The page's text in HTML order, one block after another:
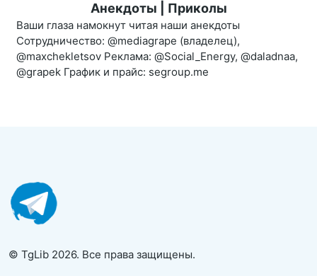
Анекдоты | Приколы
Ваши глаза намокнут читая наши анекдоты
Сотрудничество: @mediagrape (владелец),
@maxchekletsov Реклама: @Social_Energy, @daladnaa,
@grapek График и прайс: segroup.me
© TgLib 2026. Все права защищены.